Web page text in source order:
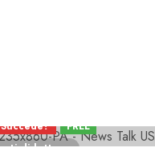
di lettura
FREE